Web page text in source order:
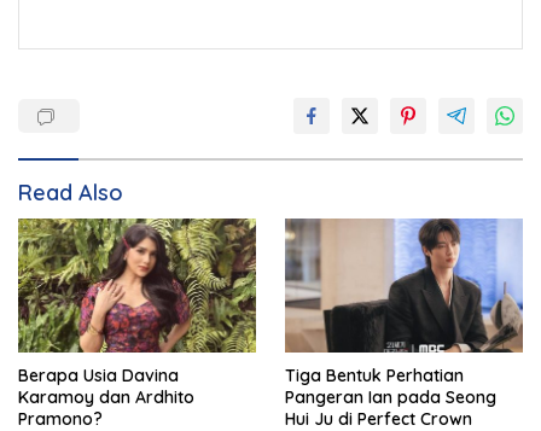
Read Also
Berapa Usia Davina
Karamoy dan Ardhito
Pramono?
Tiga Bentuk Perhatian
Pangeran Ian pada Seong
Hui Ju di Perfect Crown